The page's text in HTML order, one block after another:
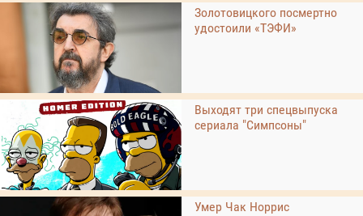
Золотовицкого посмертно
удостоили «ТЭФИ»
Выходят три спецвыпуска
сериала "Симпсоны"
Умер Чак Норрис